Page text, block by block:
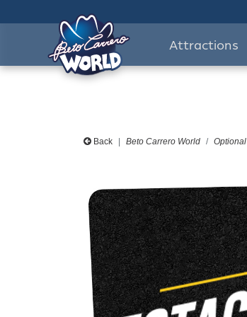
Attractions
Back Beto Carrero World Optional